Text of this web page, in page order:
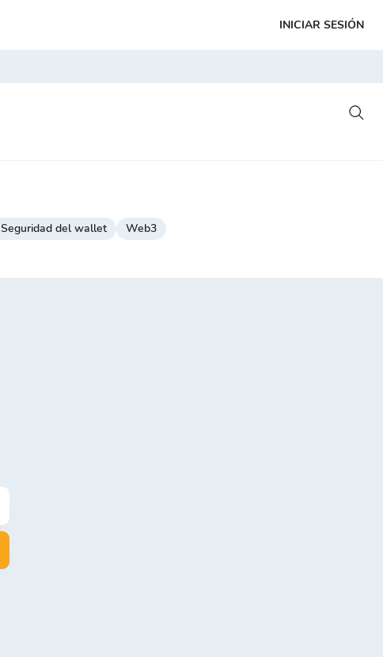
INICIAR SESIÓN
Seguridad del wallet Web3